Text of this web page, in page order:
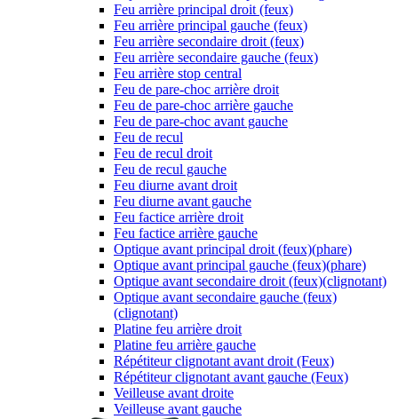
Feu arrière principal droit (feux)
Feu arrière principal gauche (feux)
Feu arrière secondaire droit (feux)
Feu arrière secondaire gauche (feux)
Feu arrière stop central
Feu de pare-choc arrière droit
Feu de pare-choc arrière gauche
Feu de pare-choc avant gauche
Feu de recul
Feu de recul droit
Feu de recul gauche
Feu diurne avant droit
Feu diurne avant gauche
Feu factice arrière droit
Feu factice arrière gauche
Optique avant principal droit (feux)(phare)
Optique avant principal gauche (feux)(phare)
Optique avant secondaire droit (feux)(clignotant)
Optique avant secondaire gauche (feux)
(clignotant)
Platine feu arrière droit
Platine feu arrière gauche
Répétiteur clignotant avant droit (Feux)
Répétiteur clignotant avant gauche (Feux)
Veilleuse avant droite
Veilleuse avant gauche